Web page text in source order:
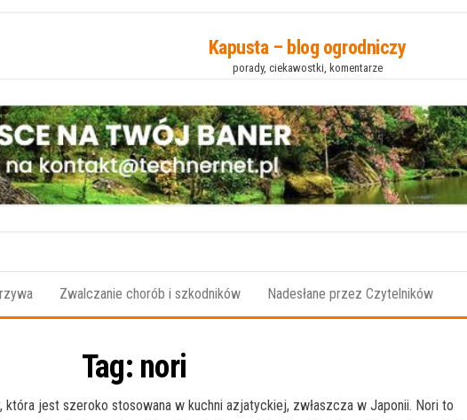
Kapusta – blog ogrodniczy
porady, ciekawostki, komentarze
Zwalczanie chorób i szkodników Nadesłane przez Czytelników
Tag: nori
jest szeroko stosowana w kuchni azjatyckiej, zwłaszcza w Japonii. Nori to